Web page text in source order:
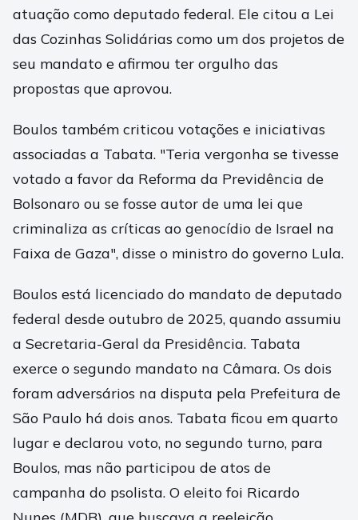
atuação como deputado federal. Ele citou a Lei
das Cozinhas Solidárias como um dos projetos de
seu mandato e afirmou ter orgulho das
propostas que aprovou.
Boulos também criticou votações e iniciativas
associadas a Tabata. "Teria vergonha se tivesse
votado a favor da Reforma da Previdência de
Bolsonaro ou se fosse autor de uma lei que
criminaliza as críticas ao genocídio de Israel na
Faixa de Gaza", disse o ministro do governo Lula.
Boulos está licenciado do mandato de deputado
federal desde outubro de 2025, quando assumiu
a Secretaria-Geral da Presidência. Tabata
exerce o segundo mandato na Câmara. Os dois
foram adversários na disputa pela Prefeitura de
São Paulo há dois anos. Tabata ficou em quarto
lugar e declarou voto, no segundo turno, para
Boulos, mas não participou de atos de
campanha do psolista. O eleito foi Ricardo